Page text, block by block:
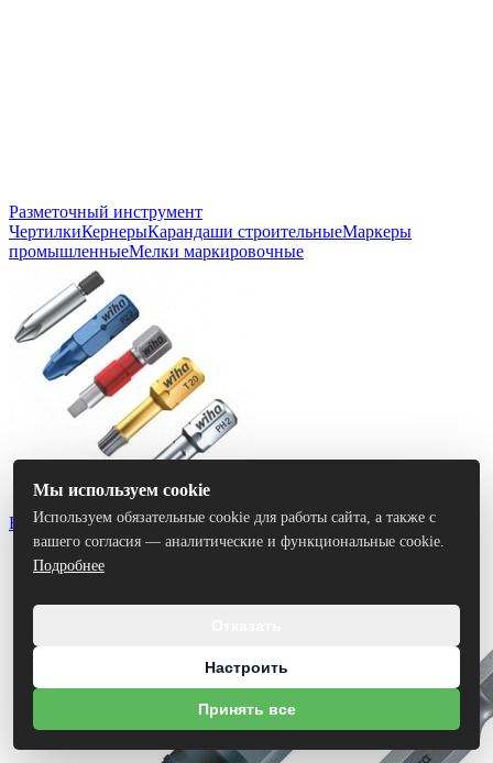
Разметочный инструмент
ЧертилкиКернерыКарандаши строительныеМаркеры
промышленныеМелки маркировочные
Биты
Мы используем cookie
Используем обязательные cookie для работы сайта, а также с
вашего согласия — аналитические и функциональные cookie.
Подробнее
Настроить
Принять все